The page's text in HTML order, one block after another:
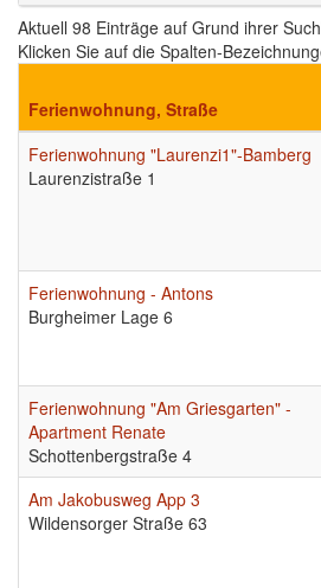
Aktuell 98 Einträge auf Grund ihrer
Klicken Sie auf die Spalten-
Ferienwohnung, Straße
Ferienwohnung "Laurenzi1"-Bamberg
Laurenzistraße 1
Ferienwohnung - Antons
Burgheimer Lage 6
Ferienwohnung "Am Griesgarten" -
Apartment Renate
Schottenbergstraße 4
Am Jakobusweg App 3
Wildensorger Straße 63